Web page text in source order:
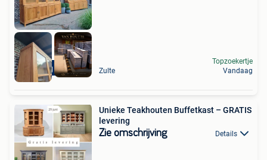
Levering mogelijk Zulte
Topzoekertje
Vandaag
Unieke Teakhouten Buffetkast – GRATIS
levering
Zie omschrijving Details